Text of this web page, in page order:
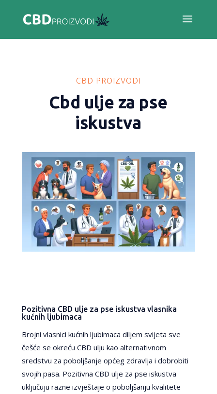
CBD PROIZVODI
Cbd ulje za pse
iskustva
Pozitivna CBD ulje za pse iskustva vlasnika
kućnih ljubimaca
Brojni vlasnici kućnih ljubimaca diljem svijeta sve
češće se okreću CBD ulju kao alternativnom
sredstvu za poboljšanje općeg zdravlja i dobrobiti
svojih pasa. Pozitivna CBD ulje za pse iskustva
uključuju razne izvještaje o poboljšanju kvalitete